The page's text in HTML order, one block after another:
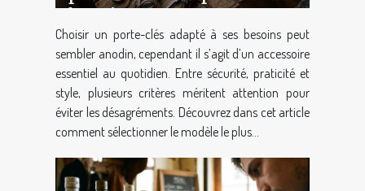
besoins
Choisir un porte-clés adapté à ses besoins peut
sembler anodin, cependant il s’agit d’un accessoire
essentiel au quotidien. Entre sécurité, praticité et
style, plusieurs critères méritent attention pour
éviter les désagréments. Découvrez dans cet article
comment sélectionner le modèle le plus...